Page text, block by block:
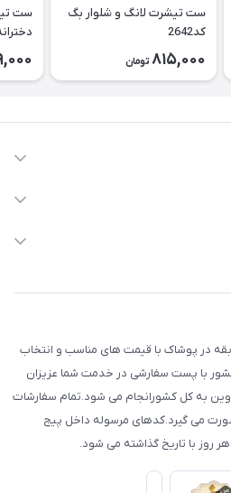
ست تیشرت لانگ و شلوار بگ
کد2642
815,000 تومان
ست
شاپ با ۲۰ سال سابقه در پوشاک با قیمت های مناسب و انتخاب
با پست سفارشی در خدمت شما عزیزان
به کل کشورانجام می شود.تمام سفارشات
می گیرد.کدهای مرسوله داخل پیج
روز با تاریخ گذاشته می شود.